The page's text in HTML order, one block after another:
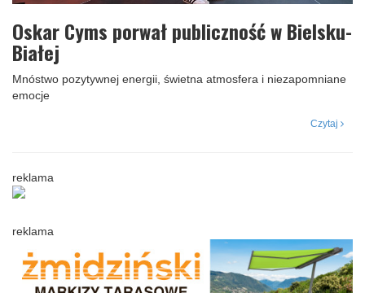
Oskar Cyms porwał publiczność w Bielsku-
Białej
Mnóstwo pozytywnej energii, świetna atmosfera i niezapomniane
emocje
Czytaj
reklama
reklama